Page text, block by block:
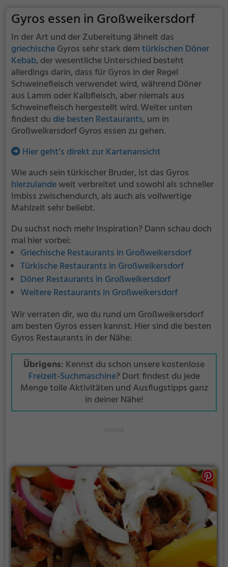
Gyros essen in Großweikersdorf
In der Art und der Zubereitung ähnelt das
griechischeGyros sehr stark demtürkischen Döner
Kebab, der wesentliche Unterschied besteht
allerdings darin, dass für Gyros in der Regel
Schweinefleisch verwendet wird, während Döner
aus Lamm oder Kalbfleisch, aber niemals aus
Schweinefleisch hergestellt wird. Weiter unten
findest du die besten Restaurants, um in
Großweikersdorf Gyros essen zu gehen.
Hier geht’s direkt zur Kartenansicht
Wie auch sein türkischer Bruder, ist das Gyros
hierzulandeweit verbreitet und sowohl als schneller
Imbiss zwischendurch, als auch als vollwertige
Mahlzeit sehr beliebt.
Du suchst noch mehr Inspiration? Dann schau doch
mal hier vorbei:
Griechische Restaurants in Großweikersdorf
Türkische Restaurants in Großweikersdorf
Döner Restaurants in Großweikersdorf
Weitere Restaurants in Großweikersdorf
Wir verraten dir, wo du rund um Großweikersdorf
am besten Gyros essen kannst. Hier sind die besten
Gyros Restaurants in der Nähe:
Übrigens: Kennst du schon unsere kostenlose
Freizeit-Suchmaschine? Dort findest du jede
Menge tolle Aktivitäten und Ausflugstipps ganz
in deiner Nähe!